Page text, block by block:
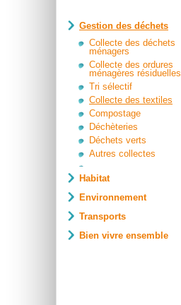
Gestion des déchets
Collecte des déchets
ménagers
Collecte des ordures
ménagères résiduelles
Tri sélectif
Collecte des textiles
Compostage
Déchèteries
Déchets verts
Autres collectes
Habitat
Environnement
Transports
Bien vivre ensemble